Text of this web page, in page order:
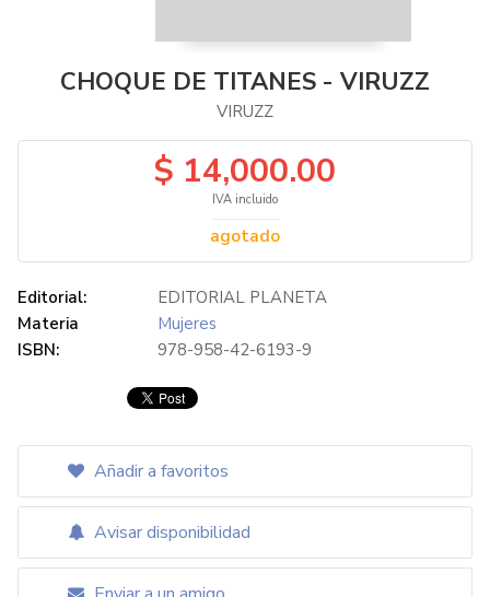
CHOQUE DE TITANES - VIRUZZ
VIRUZZ
$ 14,000.00
IVA incluido
agotado
Editorial:
EDITORIAL PLANETA
Materia
Mujeres
ISBN:
978-958-42-6193-9
Añadir a favoritos
Avisar disponibilidad